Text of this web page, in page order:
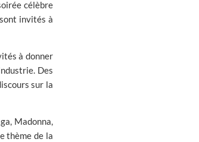
célèbre
invités à
à donner
Des
sur la
Madonna,
thème de la